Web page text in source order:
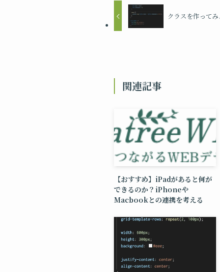
クラスを作って
関連記事
【おすすめ】iPadがあると何が
できるのか？iPhoneや
Macbookとの連携を考える